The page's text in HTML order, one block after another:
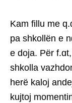
Kam fillu me
pa shkollën e
e doja. Për
shkolla
herë kaloj
kujtoj